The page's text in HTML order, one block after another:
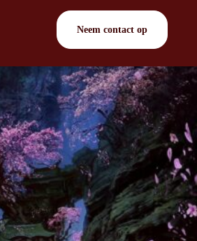
Neem contact op